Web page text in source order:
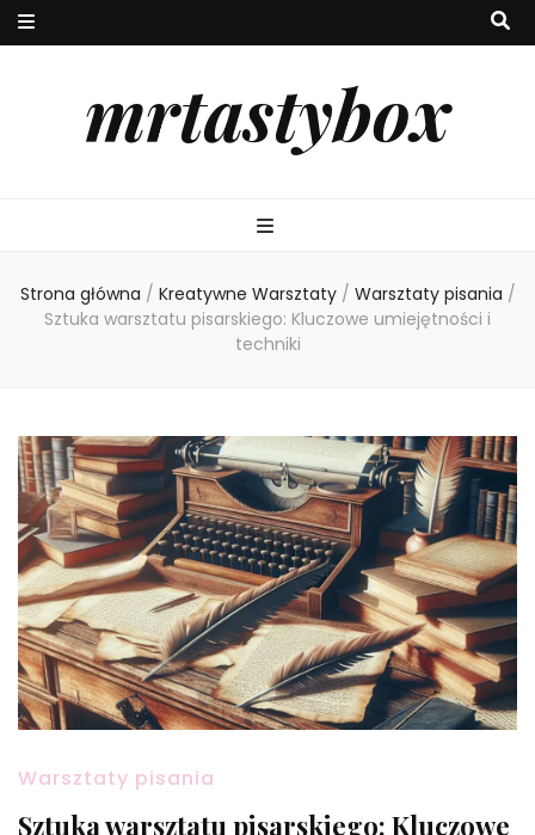
mrtastybox
Strona główna / Kreatywne Warsztaty / Warsztaty pisania /
Sztuka warsztatu pisarskiego: Kluczowe umiejętności i
techniki
Warsztaty pisania
Sztuka warsztatu pisarskiego: Kluczowe